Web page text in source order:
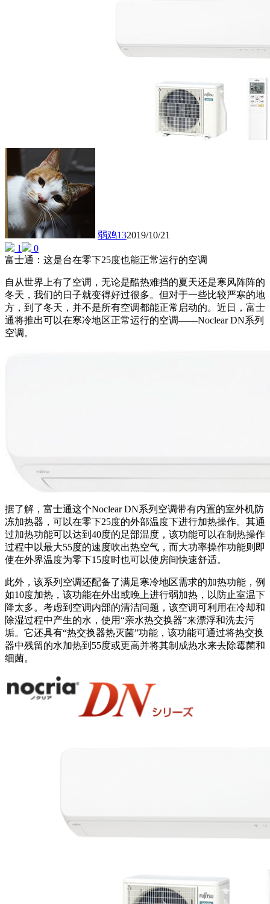
弱鸡132019/10/21
1
0
富士通：这是台在零下25度也能正常运行的空调
自从世界上有了空调，无论是酷热难挡的夏天还是寒风阵阵的
冬天，我们的日子就变得好过很多。但对于一些比较严寒的地
方，到了冬天，并不是所有空调都能正常启动的。近日，富士
通将推出可以在寒冷地区正常运行的空调——Noclear DN系列
空调。
据了解，富士通这个Noclear DN系列空调带有内置的室外机防
冻加热器，可以在零下25度的外部温度下进行加热操作。其通
过加热功能可以达到40度的足部温度，该功能可以在制热操作
过程中以最大55度的速度吹出热空气，而大功率操作功能则即
使在外界温度为零下15度时也可以使房间快速舒适。
此外，该系列空调还配备了满足寒冷地区需求的加热功能，例
如10度加热，该功能在外出或晚上进行弱加热，以防止室温下
降太多。考虑到空调内部的清洁问题，该空调可利用在冷却和
除湿过程中产生的水，使用“亲水热交换器”来漂浮和洗去污
垢。它还具有“热交换器热灭菌”功能，该功能可通过将热交换
器中残留的水加热到55度或更高并将其制成热水来去除霉菌和
细菌。